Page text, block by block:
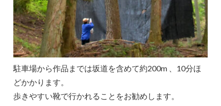
駐車場から作品までは坂道を含めて約200m 、10分ほ
どかかります。
歩きやすい靴で行かれることをお勧めします。